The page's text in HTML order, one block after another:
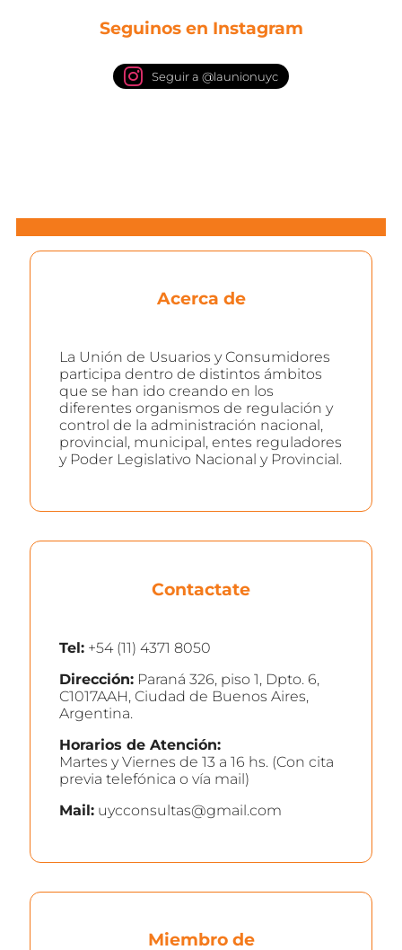
Seguinos en Instagram
Seguir a @launionuyc
Acerca de
La Unión de Usuarios y Consumidores
participa dentro de distintos ámbitos
que se han ido creando en los
diferentes organismos de regulación y
control de la administración nacional,
provincial, municipal, entes reguladores
y Poder Legislativo Nacional y Provincial.
Contactate
Tel: +54 (11) 4371 8050
Dirección: Paraná 326, piso 1, Dpto. 6,
C1017AAH, Ciudad de Buenos Aires,
Argentina.
Horarios de Atención:
Martes y Viernes de 13 a 16 hs. (Con cita
previa telefónica o vía mail)
Mail: uycconsultas@gmail.com
Miembro de